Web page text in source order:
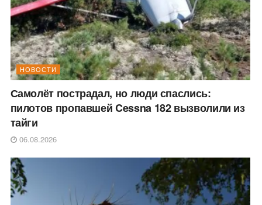
НОВОСТИ
Самолёт пострадал, но люди спаслись:
пилотов пропавшей Cessna 182 вызволили из
тайги
06.08.2026